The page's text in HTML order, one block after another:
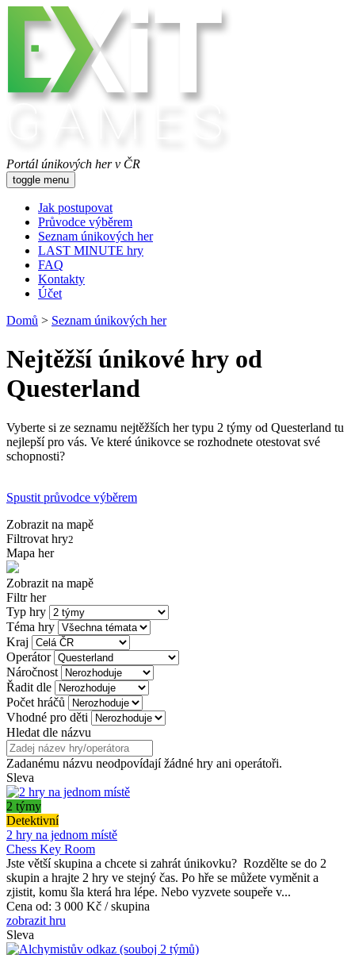
Portál únikových her v ČR
toggle menu
Jak postupovat
Průvodce výběrem
Seznam únikových her
LAST MINUTE hry
FAQ
Kontakty
Účet
Domů > Seznam únikových her
Nejtěžší únikové hry od
Questerland
Vyberte si ze seznamu nejtěžších her typu 2 týmy od Questerland tu
nejlepší pro vás. Ve které únikovce se rozhodnete otestovat své
schopnosti?
Spustit průvodce výběrem
Zobrazit na mapě
Filtrovat hry2
Mapa her
Zobrazit na mapě
Filtr her
Typ hry
Téma hry
Kraj
Operátor
Náročnost
Řadit dle
Počet hráčů
Vhodné pro děti
Hledat dle názvu
Zadanému názvu neodpovídají žádné hry ani operátoři.
Sleva
2 týmy
Detektivní
2 hry na jednom místě
Chess Key Room
Jste větší skupina a chcete si zahrát únikovku? Rozdělte se do 2
skupin a hrajte 2 hry ve stejný čas. Po hře se můžete vyměnit a
zjistit, komu šla která hra lépe. Nebo vyzvete soupeře v...
Cena od: 3 000 Kč / skupina
zobrazit hru
Sleva